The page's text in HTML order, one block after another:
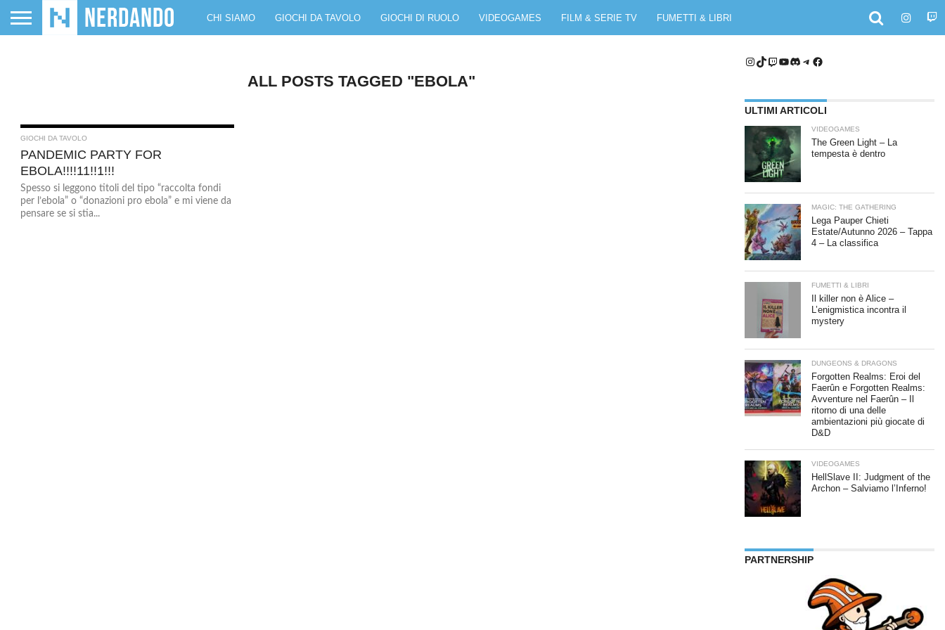
CHI SIAMO GIOCHI DA TAVOLO GIOCHI DI RUOLO VIDEOGAMES FILM & SERIE TV FUMETTI & LIBRI
ALL POSTS TAGGED "EBOLA"
GIOCHI DA TAVOLO
PANDEMIC PARTY FOR
EBOLA!!!!11!!1!!!
Spesso si leggono titoli del tipo “raccolta fondi
per l’ebola” o “donazioni pro ebola” e mi viene da
pensare se si stia...
Instagram
TikTok
Twitch
YouTube
Discord
Telegram
Facebook
ULTIMI ARTICOLI
VIDEOGAMES
The Green Light – La
tempesta è dentro
MAGIC: THE GATHERING
Lega Pauper Chieti
Estate/Autunno 2026 – Tappa
4 – La classifica
FUMETTI & LIBRI
Il killer non è Alice –
L’enigmistica incontra il
mystery
DUNGEONS & DRAGONS
Forgotten Realms: Eroi del
Faerûn e Forgotten Realms:
Avventure nel Faerûn – Il
ritorno di una delle
ambientazioni più giocate di
D&D
VIDEOGAMES
HellSlave II: Judgment of the
Archon – Salviamo l’Inferno!
PARTNERSHIP